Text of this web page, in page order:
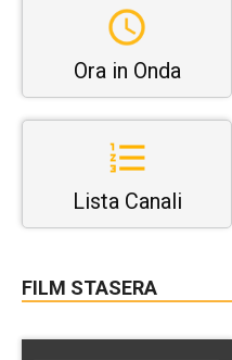
Ora in Onda
Lista Canali
FILM STASERA